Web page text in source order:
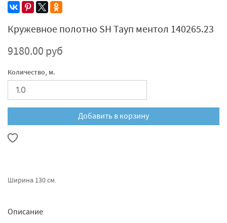
Кружевное полотно SH Тауп ментол 140265.23
9180.00 руб
Количество, м.
Добавить в корзину
Ширина 130 см.
Описание